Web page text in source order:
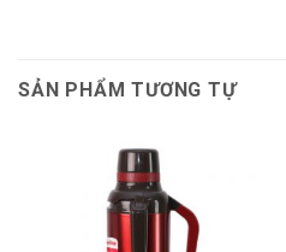
SẢN PHẨM TƯƠNG TỰ